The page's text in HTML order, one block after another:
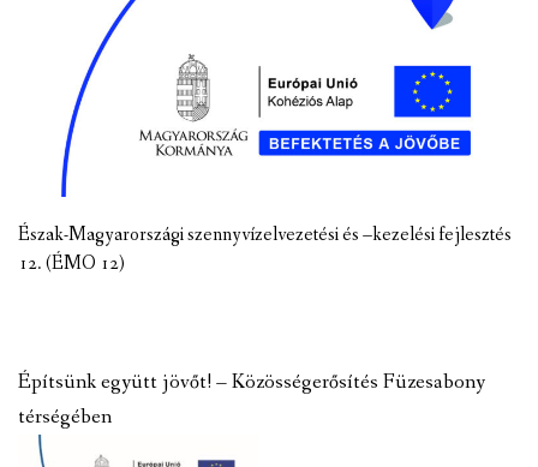
Észak-Magyarországi szennyvízelvezetési és –kezelési fejlesztés
12. (ÉMO 12)
Építsünk együtt jövőt! – Közösségerősítés Füzesabony
térségében